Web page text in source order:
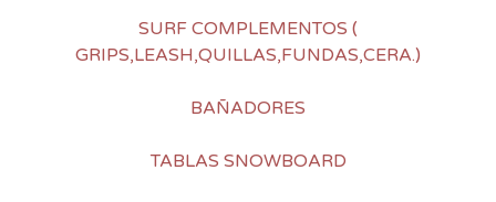
SURF COMPLEMENTOS (
GRIPS,LEASH,QUILLAS,FUNDAS,CERA.)
BAÑADORES
TABLAS SNOWBOARD